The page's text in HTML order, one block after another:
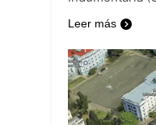
Leer más